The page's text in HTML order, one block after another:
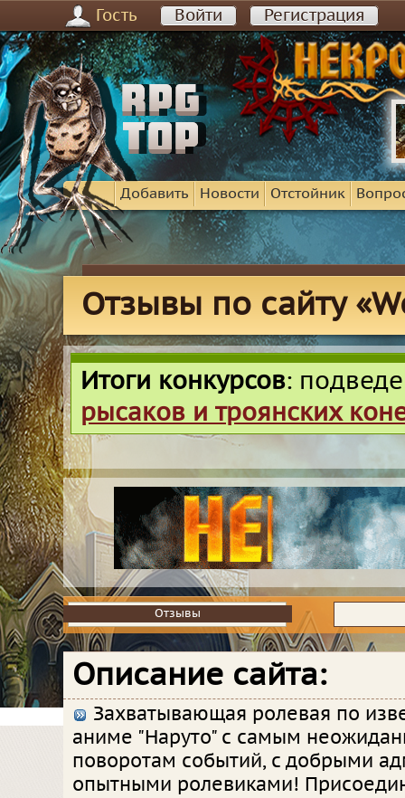
Гость Войти Регистрация
Добавить Новости Отстойник
Отзывы по сайту
Итоги конкурсов:
рысаков и троянских
Отзывы
Отзывы
Описание сайта:
Захватывающая ролевая по
аниме "Наруто" с самым
поворотам событий, с добрыми
опытными ролевиками!